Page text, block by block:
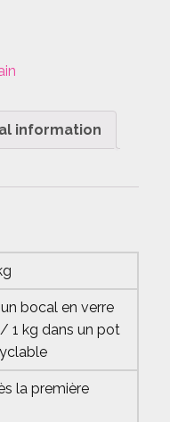
information
bocal en verre
1 kg dans un pot
la première